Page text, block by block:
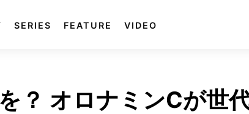
SERIES FEATURE VIDEO
？ オロナミンCが世